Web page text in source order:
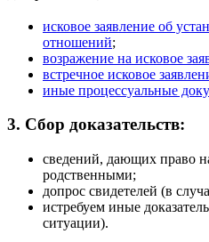
исковое заявление об
отношений;
возражение на исковое
встречное исковое
иные процессуальные
3. Сбор доказательств:
сведений, дающих право
родственными;
допрос свидетелей (в
истребуем иные
ситуации).